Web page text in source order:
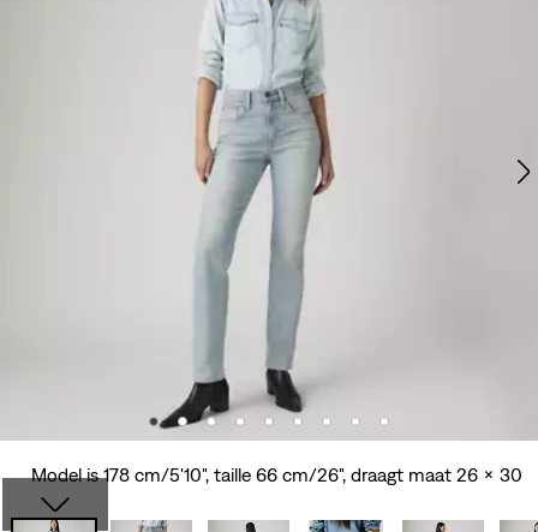
Model is 178 cm/5'10", taille 66 cm/26", draagt maat 26 x 30